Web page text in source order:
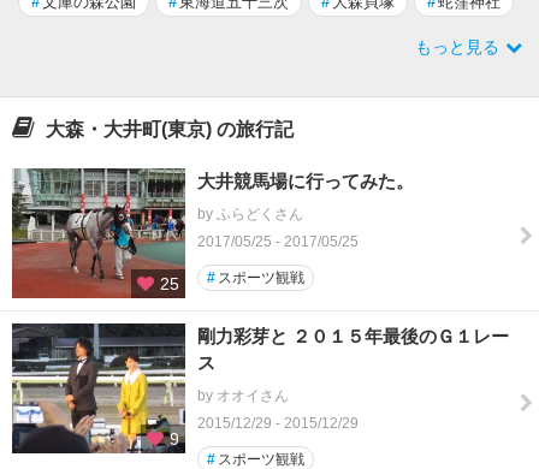
もっと見る
大森・大井町(東京) の旅行記
25
大井競馬場に行ってみた。
by ふらどくさん
2017/05/25 - 2017/05/25
# スポーツ観戦
9
剛力彩芽と ２０１５年最後のＧ１レー
ス
by オオイさん
2015/12/29 - 2015/12/29
# スポーツ観戦